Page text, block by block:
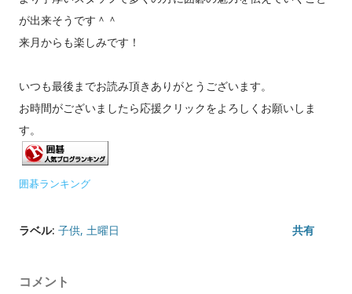
が出来そうです＾＾
来月からも楽しみです！
いつも最後までお読み頂きありがとうございます。
お時間がございましたら応援クリックをよろしくお願いしま
す。
囲碁ランキング
ラベル: 子供 土曜日 共有
コメント